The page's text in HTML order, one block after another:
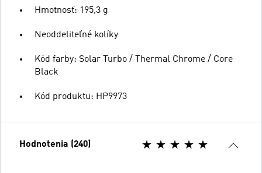
Hmotnosť: 195,3 g
Neoddeliteľné kolíky
Kód farby: Solar Turbo / Thermal Chrome / Core
Black
Kód produktu: HP9973
Hodnotenia (240)